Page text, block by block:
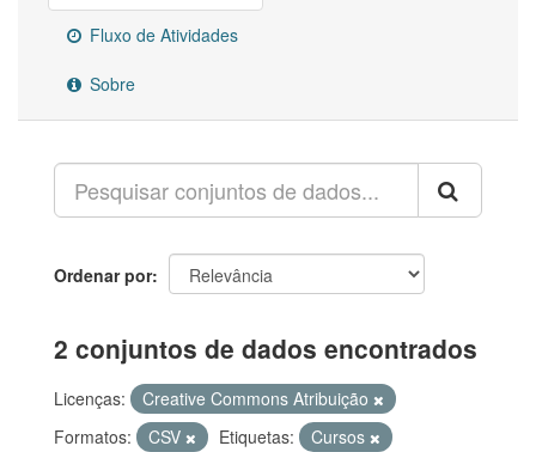
Fluxo de Atividades
Sobre
Ordenar por
2 conjuntos de dados encontrados
Licenças:
Creative Commons Atribuição
Formatos:
CSV Etiquetas:
Cursos